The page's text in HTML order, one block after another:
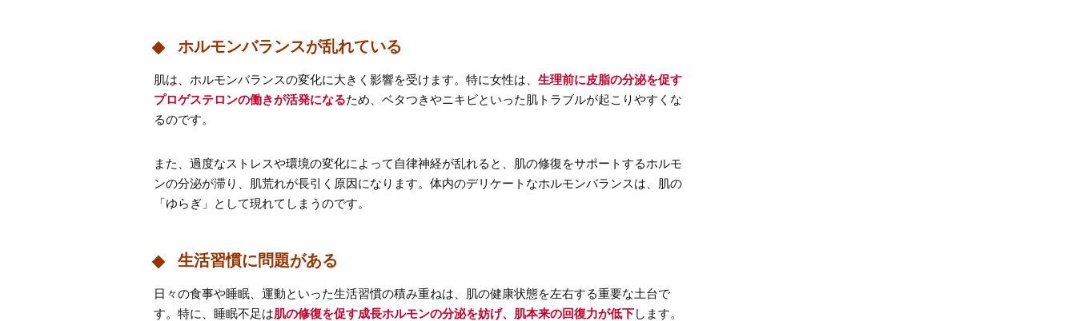
ホルモンバランスが乱れている
肌は、ホルモンバランスの変化に大きく影響を受けます。特に女性は、 生理前に皮脂の分泌を促す
プロゲステロンの働きが活発になるため、ベタつきやニキビといった肌トラブルが起こりやすくな
るのです。
また、過度なストレスや環境の変化によって自律神経が乱れると、肌の修復をサポートするホルモ
ンの分泌が滞り、肌荒れが長引く原因になります。体内のデリケートなホルモンバランスは、肌の
「ゆらぎ」として現れてしまうのです。
生活習慣に問題がある
日々の食事や睡眠、運動といった生活習慣の積み重ねは、肌の健康状態を左右する重要な土台で
す。特に、睡眠不足は肌の修復を促す成長ホルモンの分泌を妨げ、肌本来の回復力が低下します。